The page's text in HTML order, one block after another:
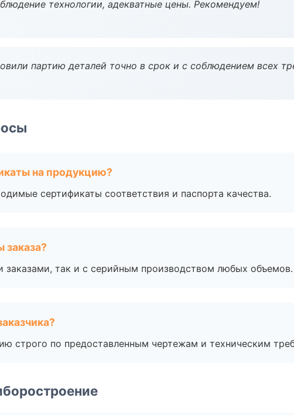
технологии, адекватные цены. Рекомендуем!
партию деталей точно в срок и с соблюдением всех
на продукцию?
сертификаты соответствия и паспорта качества.
так и с серийным производством любых объемов.
строго по предоставленным чертежам и техническим